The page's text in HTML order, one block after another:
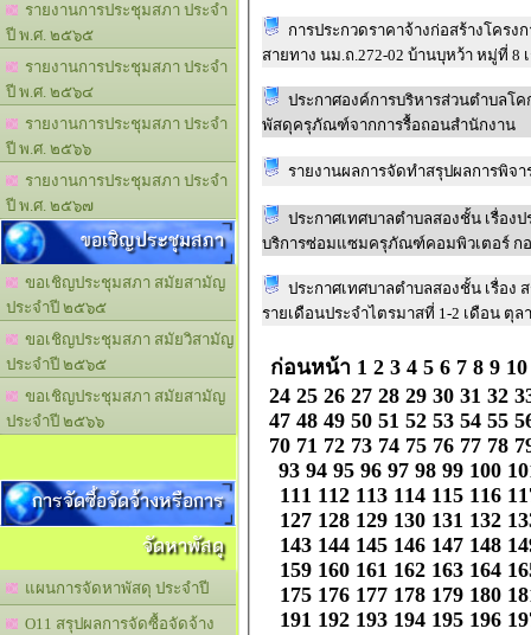
รายงานการประชุมสภา ประจำ
ปี พ.ศ. ๒๕๖๕
รายงานการประชุมสภา ประจำ
ปี พ.ศ. ๒๕๖๔
รายงานการประชุมสภา ประจำ
ปี พ.ศ. ๒๕๖๖
รายงานการประชุมสภา ประจำ
ปี พ.ศ. ๒๕๖๗
ขอเชิญประชุมสภา
ขอเชิญประชุมสภา สมัยสามัญ
ประจำปี ๒๕๖๕
ขอเชิญประชุมสภา สมัยวิสามัญ
ประจำปี ๒๕๖๕
ขอเชิญประชุมสภา สมัยสามัญ
ประจำปี ๒๕๖๖
การจัดซื้อจัดจ้างหรือการ
จัดหาพัสดุ
แผนการจัดหาพัสดุ ประจำปี
O11 สรุปผลการจัดซื้อจัดจ้าง
การประกวดราคาจ้างก่อสร้างโคร
สายทาง นม.ถ.272-02 บ้านบุหว้า หมู่ที่ 8
ประกาศองค์การบริหารส่วนตำบลโ
พัสดุครุภัณฑ์จากการรื้อถอนสำนักงาน
รายงานผลการจัดทำสรุปผลการพิจ
ประกาศเทศบาลตำบลสองชั้น เรื่อง
บริการซ่อมแซมครุภัณฑ์คอมพิวเตอร์ ก
ประกาศเทศบาลตำบลสองชั้น เรื่อ
รายเดือนประจำไตรมาสที่ 1-2 เดือน ตุล
ก่อนหน้า 1 2 3 4 5 6 7 8 9 10
24 25 26 27 28 29 30 31 32
47 48 49 50 51 52 53 54 55
70 71 72 73 74 75 76 77 78
93 94 95 96 97 98 99 100
111 112 113 114 115 116
127 128 129 130 131 132
143 144 145 146 147 148
159 160 161 162 163 164
175 176 177 178 179 180
191 192 193 194 195 196